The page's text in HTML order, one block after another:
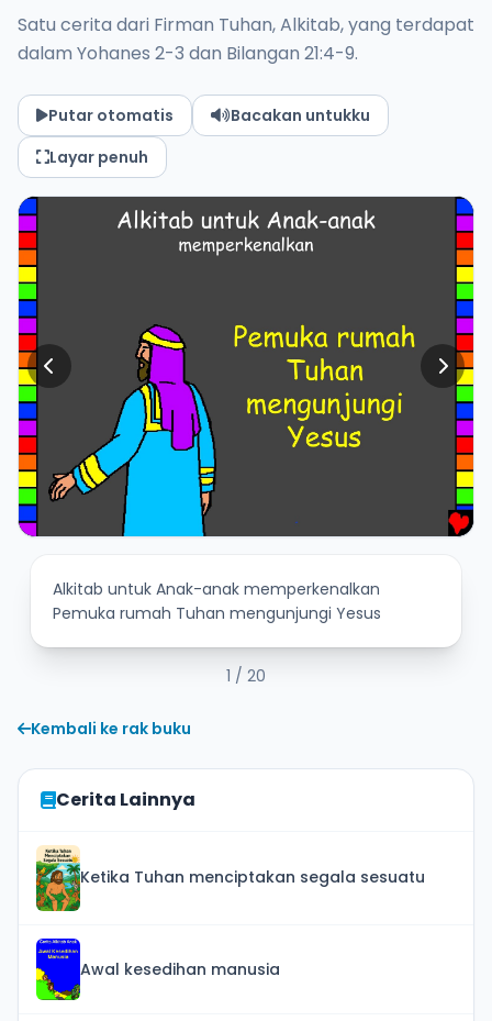
Satu cerita dari Firman Tuhan, Alkitab, yang terdapat
dalam Yohanes 2-3 dan Bilangan 21:4-9.
Putar otomatis
Bacakan untukku
Layar penuh
Alkitab untuk Anak-anak memperkenalkan
Pemuka rumah Tuhan mengunjungi Yesus
1 / 20
Kembali ke rak buku
Cerita Lainnya
Ketika Tuhan menciptakan segala sesuatu
Awal kesedihan manusia